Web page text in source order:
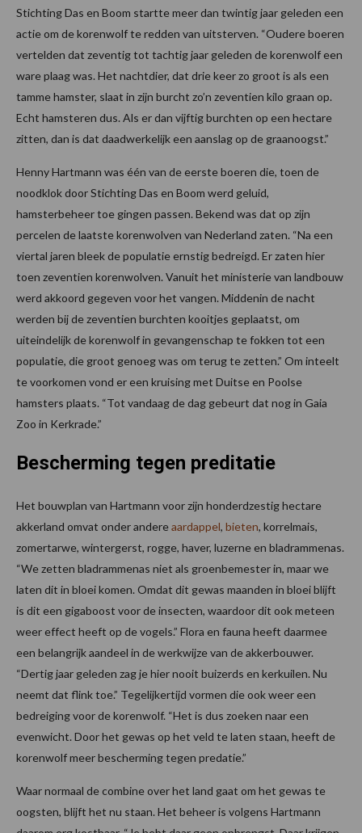
Stichting Das en Boom startte meer dan twintig jaar geleden een
actie om de korenwolf te redden van uitsterven. “Oudere boeren
vertelden dat zeventig tot tachtig jaar geleden de korenwolf een
ware plaag was. Het nachtdier, dat drie keer zo groot is als een
tamme hamster, slaat in zijn burcht zo’n zeventien kilo graan op.
Echt hamsteren dus. Als er dan vijftig burchten op een hectare
zitten, dan is dat daadwerkelijk een aanslag op de graanoogst.”
Henny Hartmann was één van de eerste boeren die, toen de
noodklok door Stichting Das en Boom werd geluid,
hamsterbeheer toe gingen passen. Bekend was dat op zijn
percelen de laatste korenwolven van Nederland zaten. “Na een
viertal jaren bleek de populatie ernstig bedreigd. Er zaten hier
toen zeventien korenwolven. Vanuit het ministerie van landbouw
werd akkoord gegeven voor het vangen. Middenin de nacht
werden bij de zeventien burchten kooitjes geplaatst, om
uiteindelijk de korenwolf in gevangenschap te fokken tot een
populatie, die groot genoeg was om terug te zetten.” Om inteelt
te voorkomen vond er een kruising met Duitse en Poolse
hamsters plaats. “Tot vandaag de dag gebeurt dat nog in Gaia
Zoo in Kerkrade.”
Bescherming tegen preditatie
Het bouwplan van Hartmann voor zijn honderdzestig hectare
akkerland omvat onder andereaardappel, bieten, korrelmais,
zomertarwe, wintergerst, rogge, haver, luzerne en bladrammenas.
“We zetten bladrammenas niet als groenbemester in, maar we
laten dit in bloei komen. Omdat dit gewas maanden in bloei blijft
is dit een gigaboost voor de insecten, waardoor dit ook meteen
weer effect heeft op de vogels.” Flora en fauna heeft daarmee
een belangrijk aandeel in de werkwijze van de akkerbouwer.
“Dertig jaar geleden zag je hier nooit buizerds en kerkuilen. Nu
neemt dat flink toe.” Tegelijkertijd vormen die ook weer een
bedreiging voor de korenwolf. “Het is dus zoeken naar een
evenwicht. Door het gewas op het veld te laten staan, heeft de
korenwolf meer bescherming tegen predatie.”
Waar normaal de combine over het land gaat om het gewas te
oogsten, blijft het nu staan. Het beheer is volgens Hartmann